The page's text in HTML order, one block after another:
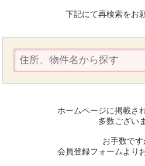
下記にて再検索をお
ホームページに掲載さ
多数ござい
お手数です
会員登録フォームより